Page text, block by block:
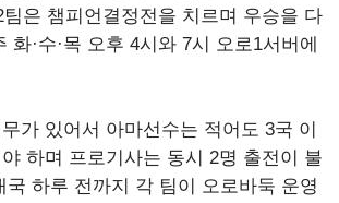
은 챔피언결정전을 치르며 우승을 다
화·수·목 오후 4시와 7시 오로1서버에
가 있어서 아마선수는 적어도 3국 이
하며 프로기사는 동시 2명 출전이 불
국 하루 전까지 각 팀이 오로바둑 운영